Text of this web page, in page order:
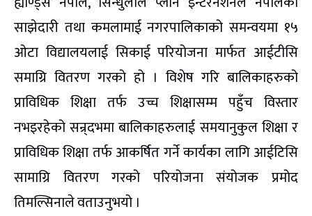
साझेदारी तथा कमलामाई नगरपालिकाको समन्वयमा १५
ओटा विद्यालयलाई सिकाई परियोजना मार्फत आईटीसि
समाग्रि वितरण गरको हो । विशेष गरि बालिकाहरुको
प्राविधिक शिक्षा तर्फ उच्च शिक्षासम्म पहुँच विस्तार
नभइरहेको सन्र्दभमा बालिकाहरुलाई समयानुकुल शिक्षा र
प्राविधिक शिक्षा तर्फ आकर्षित गर्ने कार्यका लागि आईटिसि
सामाग्रि वितरण गरको परियोजना संयोजक प्रमोद
तिमल्सिनाले वताउनुभयो ।